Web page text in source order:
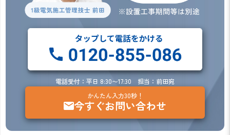
電話受付：平日 8:30〜17:30 担当：前田宛
かんたん入力30秒！
今すぐお問い合わせ